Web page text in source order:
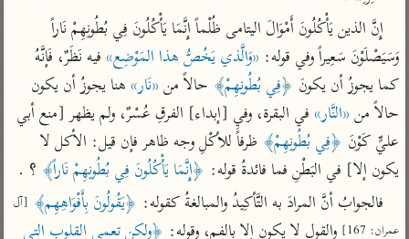
تفسير السمرقندي
تفسير الثعلبي
تفسير أبي السعود
الكشاف للزمخشري
الدر المنثور
تفسير ابن أبي حاتم
تفسير مقاتل
تفسير قتادة
اشترك لتصلك أخبار مشاريعنا
إِنَّ الذين يَأْكُلُونَ أَمْوَالَ اليتامى ظُلْماً إِنَّمَا يَأْكُلُونَ فِي بُطُونِهِمْ نَاراً
وَسَيَصْلَوْنَ سَعِيراً وفي قوله: «وَالَّذي يَخُصُّ هذا المَوْضِع»
كما يجوزُ أن يكونَ ﴿فِي بُطُونِهِمْ﴾ حالاً من «نَار»
حالاً من «النَّار»
عليٍّ كَوْنَ ﴿فِي بُطُونِهِمْ﴾
يكون إلا] في البَطْنِ فما فائدةُ قوله: ﴿إِنَّمَا يَأْكُلُونَ فِي بُطُونِهِمْ نَاراً﴾ ؟ .
فالجوابُ أنَّ المرادَ به التَّأكِيدُ والمبالغةُ كقوله: ﴿يَقُولُونَ بِأَفْوَاهِهِم﴾
عمران: 167]
والقول لا يكون إلا بالفم، وقوله: